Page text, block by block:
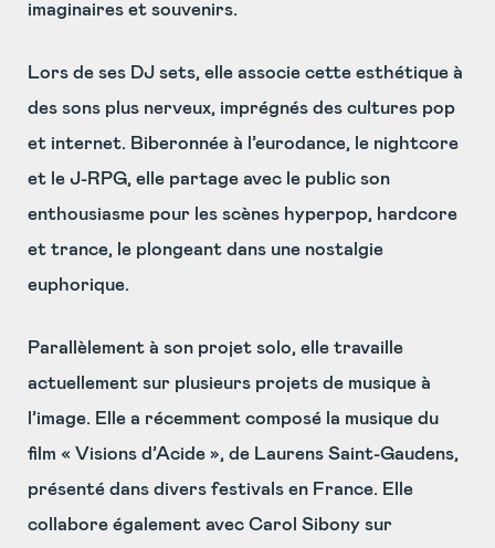
imaginaires et souvenirs.
Lors de ses DJ sets, elle associe cette esthétique à
des sons plus nerveux, imprégnés des cultures pop
et internet. Biberonnée à l’eurodance, le nightcore
et le J-RPG, elle partage avec le public son
enthousiasme pour les scènes hyperpop, hardcore
et trance, le plongeant dans une nostalgie
euphorique.
Parallèlement à son projet solo, elle travaille
actuellement sur plusieurs projets de musique à
l’image. Elle a récemment composé la musique du
film « Visions d’Acide », de Laurens Saint-Gaudens,
présenté dans divers festivals en France. Elle
collabore également avec Carol Sibony sur